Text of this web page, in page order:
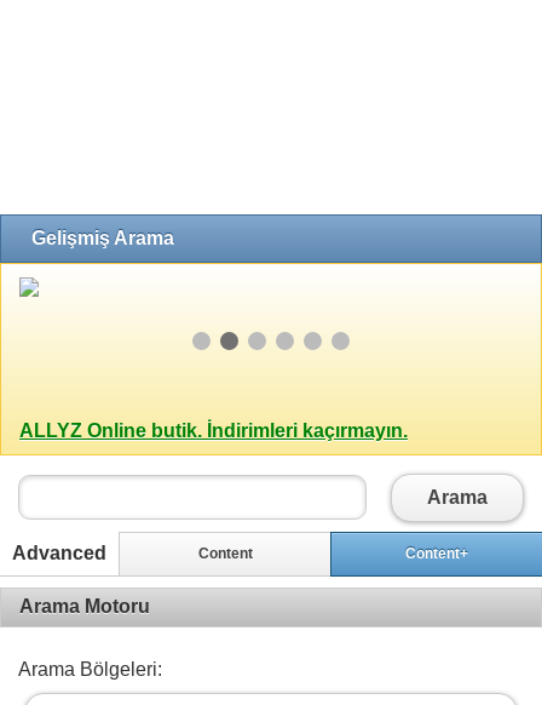
Gelişmiş Arama
ALLYZ Online butik. İndirimleri kaçırmayın.
Arama
Advanced Content Content+
Arama Motoru
Arama Bölgeleri: